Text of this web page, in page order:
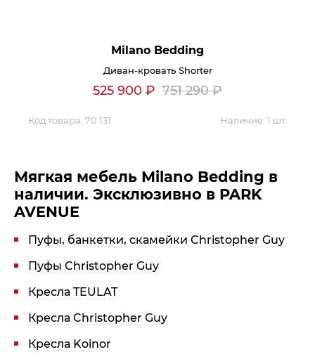
Milano Bedding
Диван-кровать Shorter
525 900 ₽ 751 290₽
Код товара: 70 131 Наличие: 1 шт.
Мягкая мебель Milano Bedding в
наличии. Эксклюзивно в PARK
AVENUE
Пуфы, банкетки, скамейки Christopher Guy
Пуфы Christopher Guy
Кресла TEULAT
Кресла Christopher Guy
Кресла Koinor